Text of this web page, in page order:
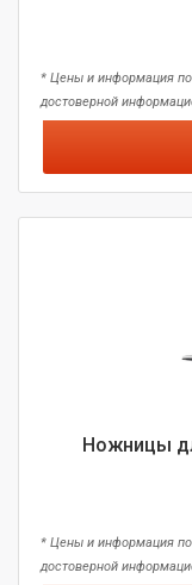
* Цены и информация по
достоверной
Ножницы
* Цены и информация по
достоверной